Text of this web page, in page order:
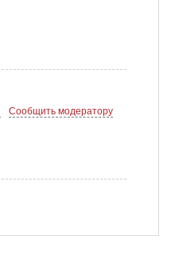
Сообщить модератору